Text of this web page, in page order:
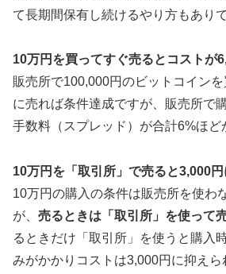
て長期間保有し続けるやり方もありで
10万円を買ってすぐ売るとコストが
販売所で100,000円のビットコイン
に売れば条件達成ですが、販売所で
手数料（スプレッド）が合計6%ほど
10万円を「取引所」で売ると3,000
10万円の購入の条件は販売所を使わ
が、 売るときは「取引所」を使って
るときだけ「取引所」を使うと購入
みがかかりコストは3,000円に抑えら